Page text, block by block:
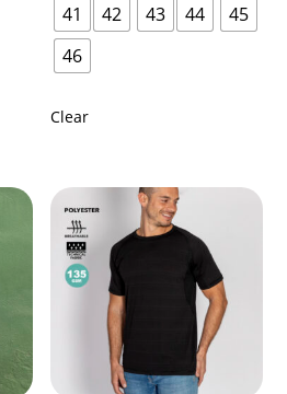
41
42 43 44
45
46
Clear